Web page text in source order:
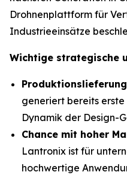
Drohnenplattform für
Industrieeinsätze
Wichtige strategische
generiert bereits
Dynamik der Design-
Chance mit hoher
Lantronix ist für
hochwertige